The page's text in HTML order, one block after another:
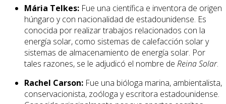
Mária Telkes: Fue una científica e inventora de origen
húngaro y con nacionalidad de estadounidense. Es
conocida por realizar trabajos relacionados con la
energía solar, como sistemas de calefacción solar y
sistemas de almacenamiento de energía solar. Por
tales razones, se le adjudicó el nombre de Reina Solar.
Rachel Carson: Fue una bióloga marina, ambientalista,
conservacionista, zoóloga y escritora estadounidense.